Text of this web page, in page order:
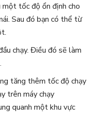
tốc độ ổn định cho
Sau đó bạn có thể từ
chạy. Điều đó sẽ làm
tăng thêm tốc độ chạy
trên máy chạy
quanh một khu vực